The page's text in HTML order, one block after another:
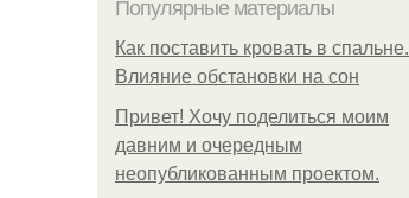
Популярные материалы
Как поставить кровать в спальне.
Влияние обстановки на сон
Привет! Хочу поделиться моим
давним и очередным
неопубликованным проектом.